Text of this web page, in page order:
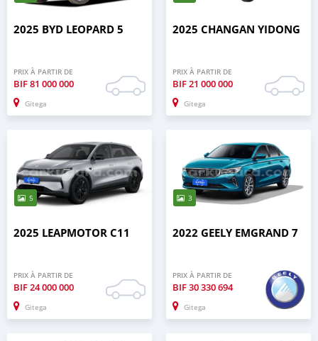
2025 BYD LEOPARD 5
PRIX À PARTIR DE
BIF81 000 000
Gitega
2025 CHANGAN YIDONG
PRIX À PARTIR DE
BIF21 000 000
Gitega
5
2025 LEAPMOTOR C11
PRIX À PARTIR DE
BIF24 000 000
Gitega
3
2022 GEELY EMGRAND 7
PRIX À PARTIR DE
BIF30 330 694
Gitega